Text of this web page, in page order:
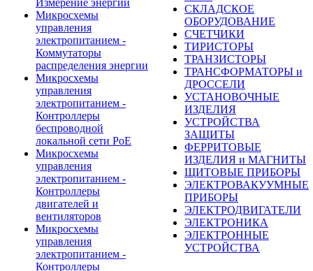
Измерение энергии
Микросхемы
управления
электропитанием -
Коммутаторы
распределения энергии
Микросхемы
управления
электропитанием -
Контроллеры
беспроводной
локальной сети PoE
Микросхемы
управления
электропитанием -
Контроллеры
двигателей и
вентиляторов
Микросхемы
управления
электропитанием -
Контроллеры
СКЛАДСКОЕ
ОБОРУДОВАНИЕ
СЧЕТЧИКИ
ТИРИСТОРЫ
ТРАНЗИСТОРЫ
ТРАНСФОРМАТОРЫ и
ДРОССЕЛИ
УСТАНОВОЧНЫЕ
ИЗДЕЛИЯ
УСТРОЙСТВА
ЗАЩИТЫ
ФЕРРИТОВЫЕ
ИЗДЕЛИЯ и МАГНИТЫ
ЩИТОВЫЕ ПРИБОРЫ
ЭЛЕКТРОВАКУУМНЫЕ
ПРИБОРЫ
ЭЛЕКТРОДВИГАТЕЛИ
ЭЛЕКТРОНИКА
ЭЛЕКТРОННЫЕ
УСТРОЙСТВА